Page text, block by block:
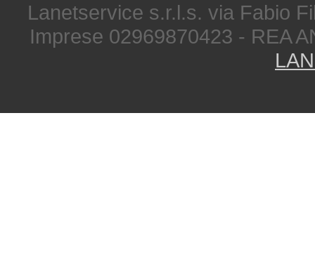
Lanetservice s.r.l.s. via Fabio
Imprese 02969870423 - REA